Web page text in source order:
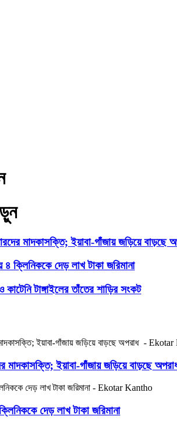
মাদকাসক্তি; ইয়াবা-গাঁজায় জড়িয়ে বাড়ছে
৪ ক্লিনিককে দেড় লাখ টাকা জরিমানা
টাঙ্গাইলের তাঁতের শাড়ির সংকট
মাদকাসক্তি; ইয়াবা-গাঁজায় জড়িয়ে বাড়ছে
দেড় লাখ টাকা জরিমানা